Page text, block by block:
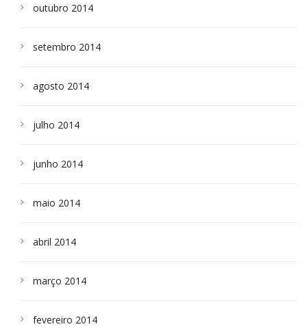
outubro 2014
setembro 2014
agosto 2014
julho 2014
junho 2014
maio 2014
abril 2014
março 2014
fevereiro 2014